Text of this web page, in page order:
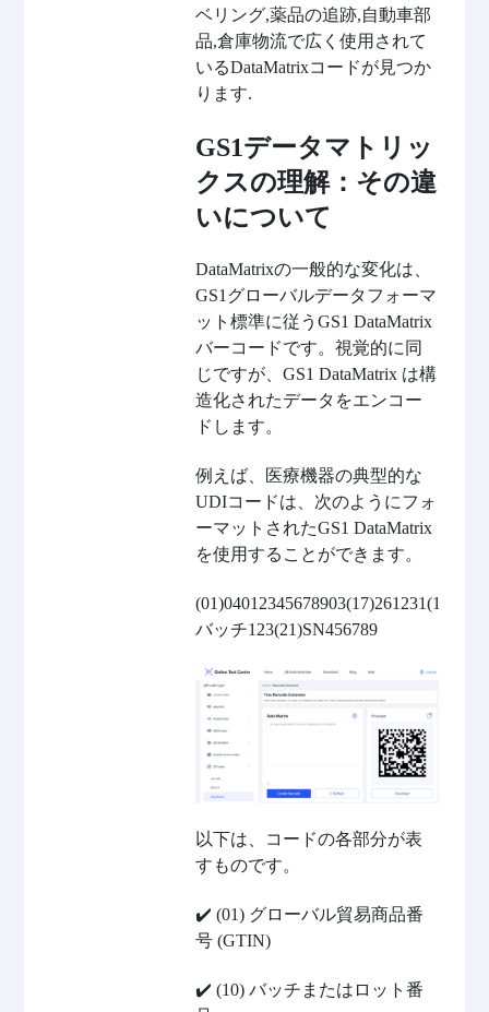
ベリング,薬品の追跡,自動車部
品,倉庫物流で広く使用されて
いるDataMatrixコードが見つか
ります.
GS1データマトリッ
クスの理解：その違
いについて
DataMatrixの一般的な変化は、
GS1グローバルデータフォーマ
ット標準に従うGS1 DataMatrix
バーコードです。視覚的に同
じですが、GS1 DataMatrix は構
造化されたデータをエンコー
ドします。
例えば、医療機器の典型的な
UDIコードは、次のようにフォ
ーマットされたGS1 DataMatrix
を使用することができます。
(01)04012345678903(17)261231(10)
バッチ123(21)SN456789
以下は、コードの各部分が表
すものです。
✔️ (01) グローバル貿易商品番
号 (GTIN)
✔️ (10) バッチまたはロット番